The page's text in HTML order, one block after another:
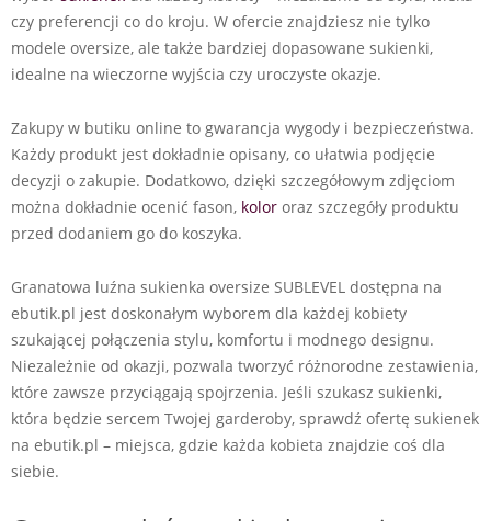
czy preferencji co do kroju. W ofercie znajdziesz nie tylko
modele oversize, ale także bardziej dopasowane sukienki,
idealne na wieczorne wyjścia czy uroczyste okazje.
Zakupy w butiku online to gwarancja wygody i bezpieczeństwa.
Każdy produkt jest dokładnie opisany, co ułatwia podjęcie
decyzji o zakupie. Dodatkowo, dzięki szczegółowym zdjęciom
można dokładnie ocenić fason, kolor oraz szczegóły produktu
przed dodaniem go do koszyka.
Granatowa luźna sukienka oversize SUBLEVEL dostępna na
ebutik.pl jest doskonałym wyborem dla każdej kobiety
szukającej połączenia stylu, komfortu i modnego designu.
Niezależnie od okazji, pozwala tworzyć różnorodne zestawienia,
które zawsze przyciągają spojrzenia. Jeśli szukasz sukienki,
która będzie sercem Twojej garderoby, sprawdź ofertę sukienek
na ebutik.pl – miejsca, gdzie każda kobieta znajdzie coś dla
siebie.